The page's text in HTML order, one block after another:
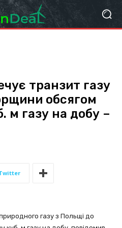
транзит газу
обсягом
м газу на добу –
газу з Польщі до